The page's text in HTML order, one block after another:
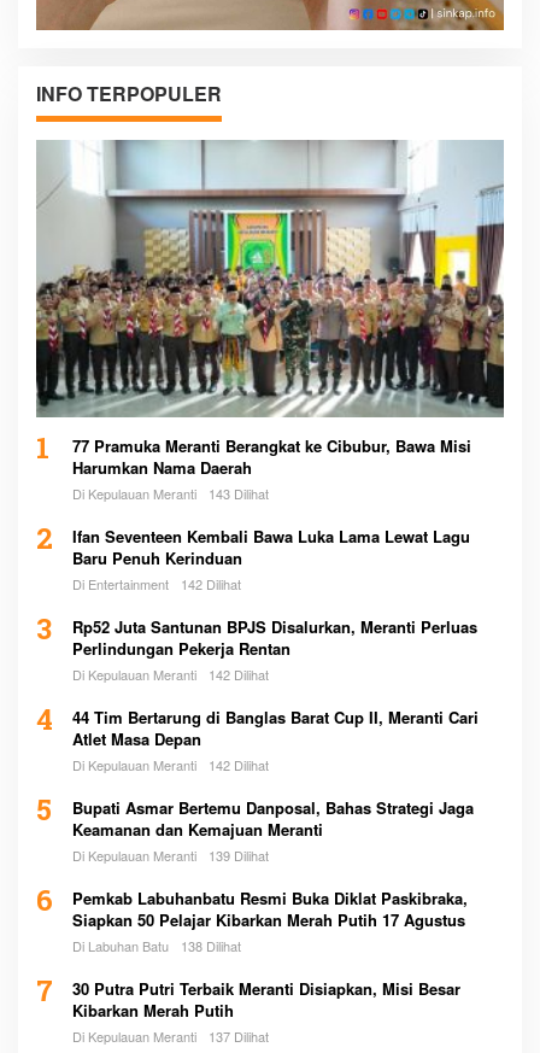
INFO TERPOPULER
1
77 Pramuka Meranti Berangkat ke Cibubur, Bawa Misi
Harumkan Nama Daerah
Di Kepulauan Meranti 143 Dilihat
2
Ifan Seventeen Kembali Bawa Luka Lama Lewat Lagu
Baru Penuh Kerinduan
Di Entertainment 142 Dilihat
3
Rp52 Juta Santunan BPJS Disalurkan, Meranti Perluas
Perlindungan Pekerja Rentan
Di Kepulauan Meranti 142 Dilihat
4
44 Tim Bertarung di Banglas Barat Cup II, Meranti Cari
Atlet Masa Depan
Di Kepulauan Meranti 142 Dilihat
5
Bupati Asmar Bertemu Danposal, Bahas Strategi Jaga
Keamanan dan Kemajuan Meranti
Di Kepulauan Meranti 139 Dilihat
6
Pemkab Labuhanbatu Resmi Buka Diklat Paskibraka,
Siapkan 50 Pelajar Kibarkan Merah Putih 17 Agustus
Di Labuhan Batu 138 Dilihat
7
30 Putra Putri Terbaik Meranti Disiapkan, Misi Besar
Kibarkan Merah Putih
Di Kepulauan Meranti 137 Dilihat